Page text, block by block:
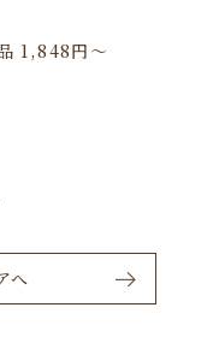
1,848円〜
へ